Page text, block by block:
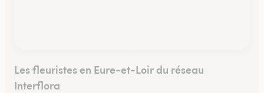
Les fleuristes en Eure-et-Loir du réseau
Interflora